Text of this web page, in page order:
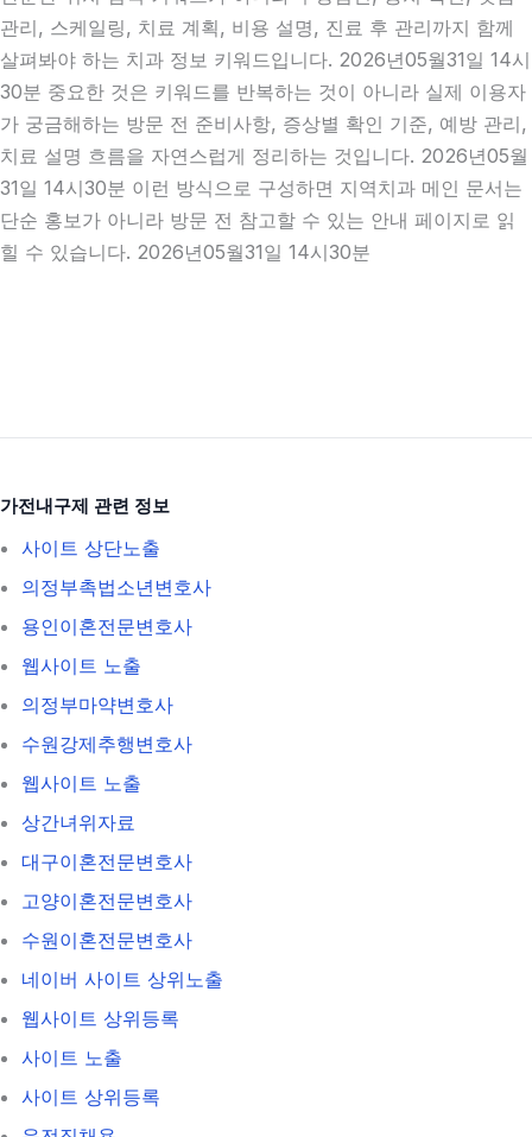
관리, 스케일링, 치료 계획, 비용 설명, 진료 후 관리까지 함께
살펴봐야 하는 치과 정보 키워드입니다. 2026년05월31일 14시
30분 중요한 것은 키워드를 반복하는 것이 아니라 실제 이용자
가 궁금해하는 방문 전 준비사항, 증상별 확인 기준, 예방 관리,
치료 설명 흐름을 자연스럽게 정리하는 것입니다. 2026년05월
31일 14시30분 이런 방식으로 구성하면 지역치과 메인 문서는
단순 홍보가 아니라 방문 전 참고할 수 있는 안내 페이지로 읽
힐 수 있습니다. 2026년05월31일 14시30분
가전내구제 관련 정보
사이트 상단노출
의정부촉법소년변호사
용인이혼전문변호사
웹사이트 노출
의정부마약변호사
수원강제추행변호사
웹사이트 노출
상간녀위자료
대구이혼전문변호사
고양이혼전문변호사
수원이혼전문변호사
네이버 사이트 상위노출
웹사이트 상위등록
사이트 노출
사이트 상위등록